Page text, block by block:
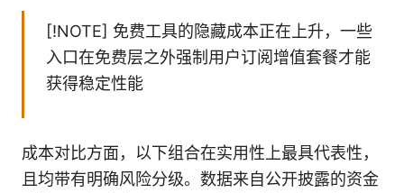
[!NOTE] 免费工具的隐藏成本正在上升，一些
入口在免费层之外强制用户订阅增值套餐才能
获得稳定性能
成本对比方面，以下组合在实用性上最具代表性，
且均带有明确风险分级。数据来自公开披露的资金